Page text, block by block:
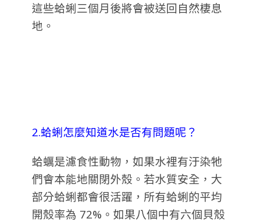
這些蛤蜊三個月後將會被送回自然棲息
地。
2.蛤蜊怎麼知道水是否有問題呢？
蛤蠣是濾食性動物，如果水裡有汙染牠
們會本能地關閉外殼。若水質安全，大
部分蛤蜊都會很活躍，所有蛤蜊的平均
開殼率為 72%。 如果八個中有六個貝殼